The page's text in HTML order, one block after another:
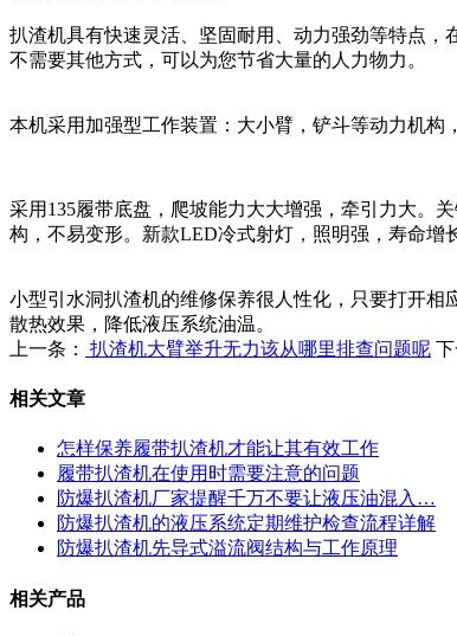
扒渣机具有快速灵活、坚固耐用、动力强劲等特点
不需要其他方式，可以为您节省大量的人力物力。
本机采用加强型工作装置：大小臂，铲斗等动力机构
采用135履带底盘，爬坡能力大大增强，牵引力大。
构，不易变形。新款LED冷式射灯，照明强，寿命增
小型引水洞扒渣机的维修保养很人性化，只要打开
散热效果，降低液压系统油温。
上一条：
扒渣机大臂举升无力该从哪里排查问题呢 下
相关文章
怎样保养履带扒渣机才能让其有效工作
履带扒渣机在使用时需要注意的问题
防爆扒渣机厂家提醒千万不要让液压油混入…
防爆扒渣机的液压系统定期维护检查流程详解
防爆扒渣机先导式溢流阀结构与工作原理
相关产品